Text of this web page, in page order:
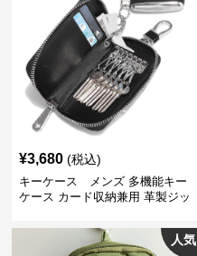
¥3,680 (税込)
キーケース メンズ 多機能キー
ケース カード収納兼用 革製ジッ
人気